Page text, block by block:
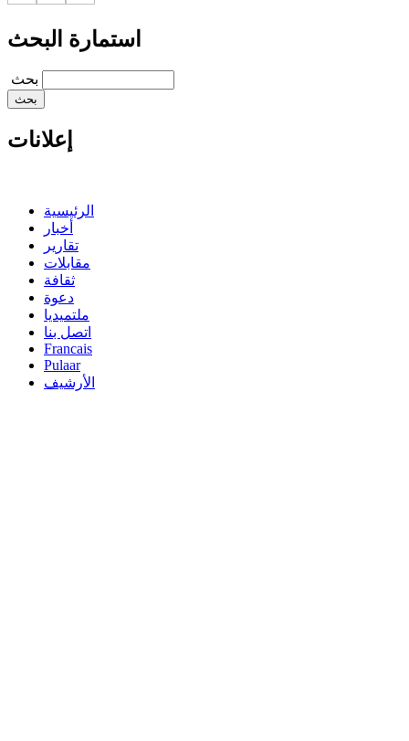
استمارة البحث
‏بحث ‏
إعلانات
الرئيسية
أخبار
تقارير
مقابلات
ثقافة
دعوة
ملتميديا
اتصل بنا
Francais
Pulaar
الأرشيف